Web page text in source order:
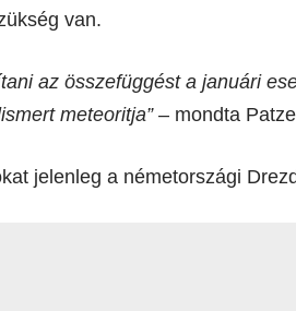
van.
az összefüggést a januári
meteoritja”– mondta
jelenleg a németországi